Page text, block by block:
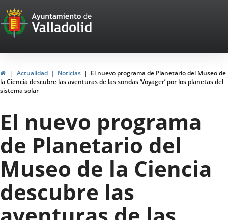
Portal
Web
del
Ayuntamiento
de
Valladolid
InicioActualidad Noticias
El nuevo programa de Planetario del Museo de
la Ciencia descubre las aventuras de las sondas ‘Voyager’ por los planetas del
sistema solar
El nuevo programa
de Planetario del
Museo de la Ciencia
descubre las